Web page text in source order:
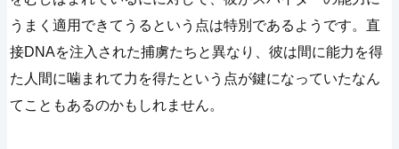
うまく適用できてうるという点は特別であるようです。直
接DNAを注入された捕虜たちと異なり、彼は間に能力を得
た人間に噛まれて力を得たという点が鍵になっていたなん
てこともあるのかもしれません。